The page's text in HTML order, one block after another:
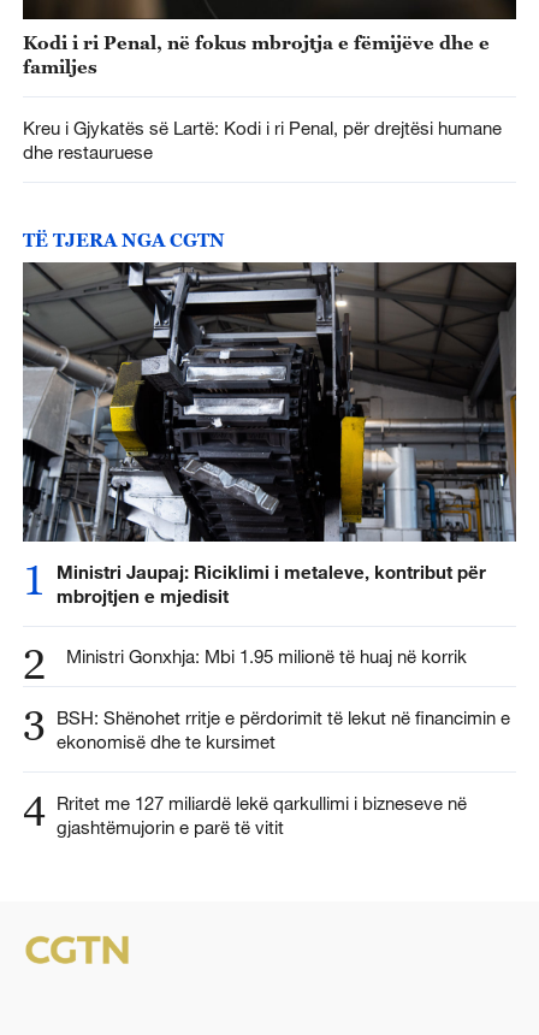
Kodi i ri Penal, në fokus mbrojtja e fëmijëve dhe e
familjes
Kreu i Gjykatës së Lartë: Kodi i ri Penal, për drejtësi humane
dhe restauruese
TË TJERA NGA CGTN
1
Ministri Jaupaj: Riciklimi i metaleve, kontribut për
mbrojtjen e mjedisit
2 Ministri Gonxhja: Mbi 1.95 milionë të huaj në korrik
3
BSH: Shënohet rritje e përdorimit të lekut në financimin e
ekonomisë dhe te kursimet
4 Rritet me 127 miliardë lekë qarkullimi i bizneseve në
gjashtëmujorin e parë të vitit